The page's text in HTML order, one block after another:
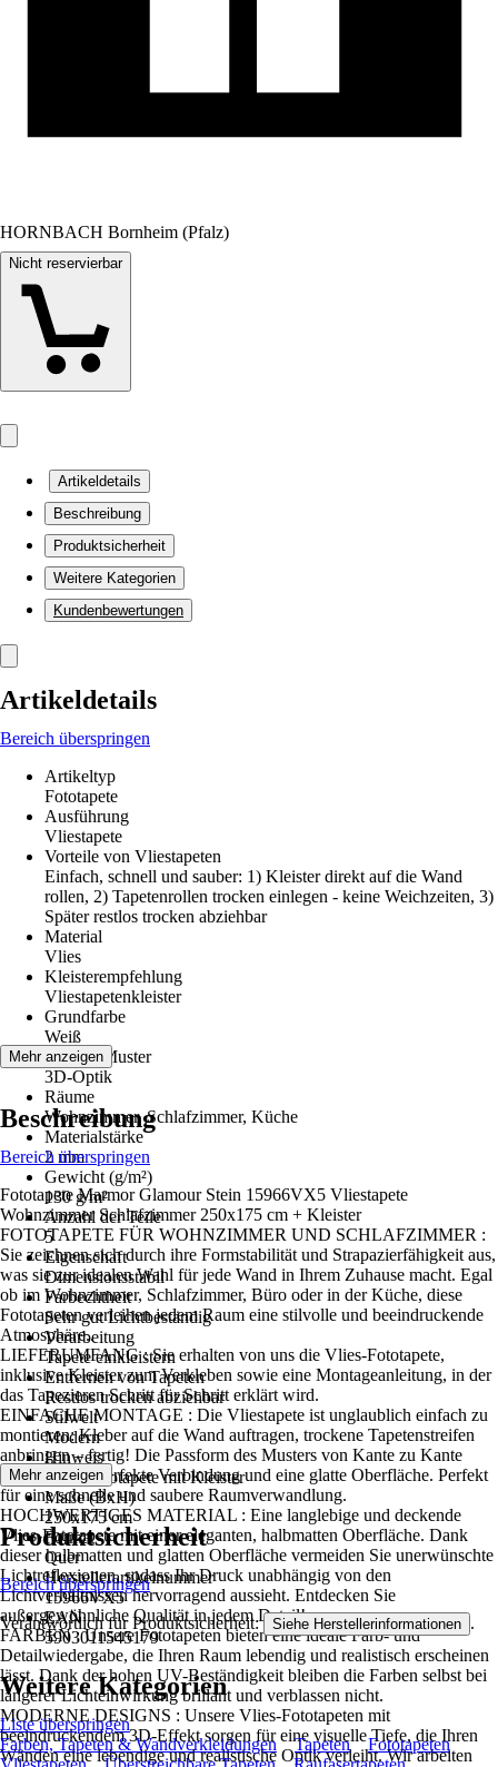
HORNBACH Bornheim (Pfalz)
Nicht reservierbar
Artikeldetails
Beschreibung
Produktsicherheit
Weitere Kategorien
Kundenbewertungen
Artikeldetails
Bereich überspringen
Artikeltyp
Fototapete
Ausführung
Vliestapete
Vorteile von Vliestapeten
Einfach, schnell und sauber: 1) Kleister direkt auf die Wand
rollen, 2) Tapetenrollen trocken einlegen - keine Weichzeiten, 3)
Später restlos trocken abziehbar
Material
Vlies
Kleisterempfehlung
Vliestapetenkleister
Grundfarbe
Weiß
Dekor / Muster
3D-Optik
Räume
Wohnzimmer, Schlafzimmer, Küche
Materialstärke
2 mm
Gewicht (g/m²)
130 g/m²
Anzahl der Teile
5
Eigenschaft
Dimensionsstabil
Farbechtheit
Sehr gut Lichtbeständig
Verarbeitung
Tapete einkleistern
Entfernen von Tapeten
Restlos trocken abziehbar
Stilwelt
Modern
Hinweis
Vlies Fototapete mit Kleister
Maße (BxH)
250x175 cm
Format
Quer
Herstellerartikelnummer
15966VX5
EAN
5903011545179
Mehr anzeigen
Beschreibung
Bereich überspringen
Fototapete Marmor Glamour Stein 15966VX5 Vliestapete
Wohnzimmer Schlafzimmer 250x175 cm + Kleister
FOTOTAPETE FÜR WOHNZIMMER UND SCHLAFZIMMER :
Sie zeichnen sich durch ihre Formstabilität und Strapazierfähigkeit aus,
was sie zur idealen Wahl für jede Wand in Ihrem Zuhause macht. Egal
ob im Wohnzimmer, Schlafzimmer, Büro oder in der Küche, diese
Fototapeten verleihen jedem Raum eine stilvolle und beeindruckende
Atmosphäre..
LIEFERUMFANG : Sie erhalten von uns die Vlies-Fototapete,
inklusive Kleister zum Verkleben sowie eine Montageanleitung, in der
das Tapezieren Schritt für Schritt erklärt wird.
EINFACHE MONTAGE : Die Vliestapete ist unglaublich einfach zu
montieren: Kleber auf die Wand auftragen, trockene Tapetenstreifen
anbringen – fertig! Die Passform des Musters von Kante zu Kante
sorgt für eine perfekte Verbindung und eine glatte Oberfläche. Perfekt
für eine schnelle und saubere Raumverwandlung.
HOCHWERTIGES MATERIAL : Eine langlebige und deckende
Vlies-Fototapete mit einer eleganten, halbmatten Oberfläche. Dank
dieser halbmatten und glatten Oberfläche vermeiden Sie unerwünschte
Lichtreflexionen, sodass Ihr Druck unabhängig von den
Lichtverhältnissen hervorragend aussieht. Entdecken Sie
außergewöhnliche Qualität in jedem Detail!
FARBEN : Unsere Fototapeten bieten eine ideale Farb- und
Detailwiedergabe, die Ihren Raum lebendig und realistisch erscheinen
lässt. Dank der hohen UV-Beständigkeit bleiben die Farben selbst bei
längerer Lichteinwirkung brillant und verblassen nicht.
MODERNE DESIGNS : Unsere Vlies-Fototapeten mit
beeindruckendem 3D-Effekt sorgen für eine visuelle Tiefe, die Ihren
Wänden eine lebendige und realistische Optik verleiht. Wir arbeiten
Mehr anzeigen
Produktsicherheit
Bereich überspringen
Verantwortlich für Produktsicherheit: Siehe Herstellerinformationen .
Weitere Kategorien
Liste überspringen
Farben, Tapeten & Wandverkleidungen
Tapeten
Fototapeten